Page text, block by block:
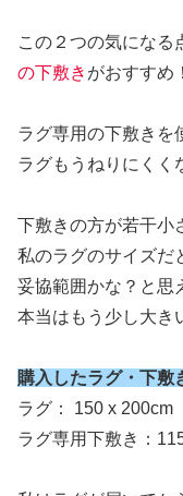
この２つの気になる
の下敷き がおすすめ！
ラグ専用の下敷きを
ラグもうねりにくく
下敷きの方が若干小
私のラグのサイズだ
妥協範囲かな？と思
本当はもう少し大き
購入したラグ・下敷
ラグ： 150 x 200cm
ラグ専用下敷き：